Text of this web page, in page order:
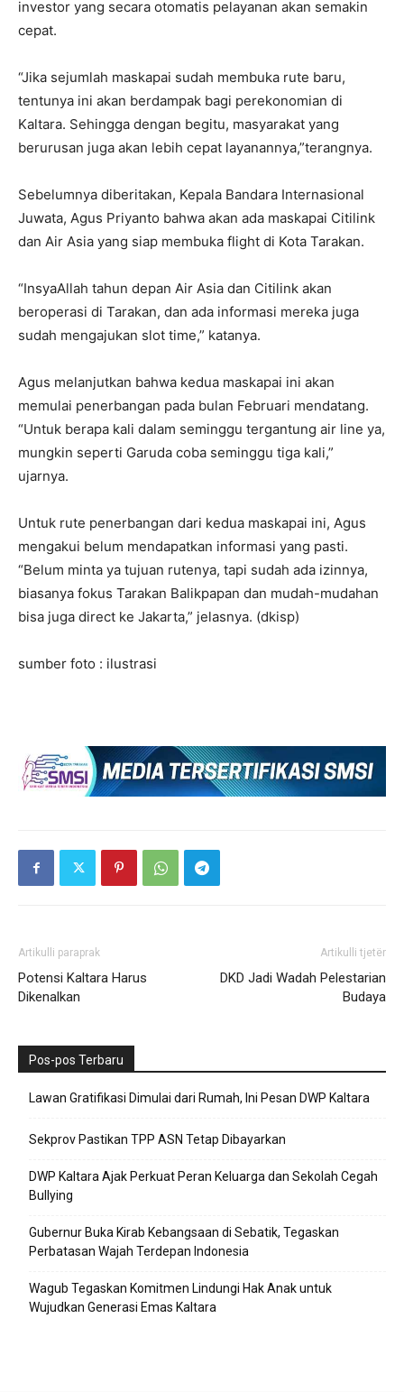
investor yang secara otomatis pelayanan akan semakin
cepat.
“Jika sejumlah maskapai sudah membuka rute baru,
tentunya ini akan berdampak bagi perekonomian di
Kaltara. Sehingga dengan begitu, masyarakat yang
berurusan juga akan lebih cepat layanannya,”terangnya.
Sebelumnya diberitakan, Kepala Bandara Internasional
Juwata, Agus Priyanto bahwa akan ada maskapai Citilink
dan Air Asia yang siap membuka flight di Kota Tarakan.
“InsyaAllah tahun depan Air Asia dan Citilink akan
beroperasi di Tarakan, dan ada informasi mereka juga
sudah mengajukan slot time,” katanya.
Agus melanjutkan bahwa kedua maskapai ini akan
memulai penerbangan pada bulan Februari mendatang.
“Untuk berapa kali dalam seminggu tergantung air line ya,
mungkin seperti Garuda coba seminggu tiga kali,”
ujarnya.
Untuk rute penerbangan dari kedua maskapai ini, Agus
mengakui belum mendapatkan informasi yang pasti.
“Belum minta ya tujuan rutenya, tapi sudah ada izinnya,
biasanya fokus Tarakan Balikpapan dan mudah-mudahan
bisa juga direct ke Jakarta,” jelasnya. (dkisp)
sumber foto : ilustrasi
Artikulli paraprak
Potensi Kaltara Harus
Dikenalkan
Artikulli tjetër
DKD Jadi Wadah Pelestarian
Budaya
Pos-pos Terbaru
Lawan Gratifikasi Dimulai dari Rumah, Ini Pesan DWP Kaltara
Sekprov Pastikan TPP ASN Tetap Dibayarkan
DWP Kaltara Ajak Perkuat Peran Keluarga dan Sekolah Cegah
Bullying
Gubernur Buka Kirab Kebangsaan di Sebatik, Tegaskan
Perbatasan Wajah Terdepan Indonesia
Wagub Tegaskan Komitmen Lindungi Hak Anak untuk
Wujudkan Generasi Emas Kaltara